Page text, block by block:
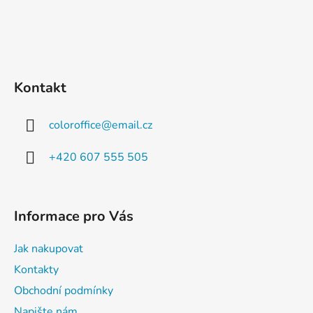
Kontakt
coloroffice@email.cz
+420 607 555 505
Informace pro Vás
Jak nakupovat
Kontakty
Obchodní podmínky